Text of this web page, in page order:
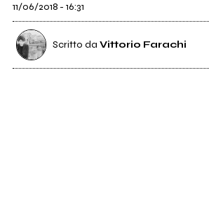
11/06/2018 - 16:31
Scritto da Vittorio Farachi